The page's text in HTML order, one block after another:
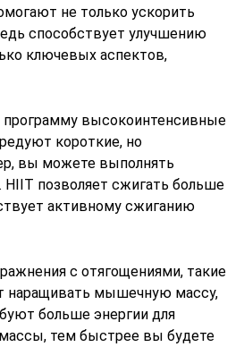
не только ускорить
способствует улучшению
ключевых аспектов,
высокоинтенсивные
короткие, но
вы можете выполнять
позволяет сжигать больше
активному сжиганию
с отягощениями, такие
наращивать мышечную массу,
больше энергии для
тем быстрее вы будете